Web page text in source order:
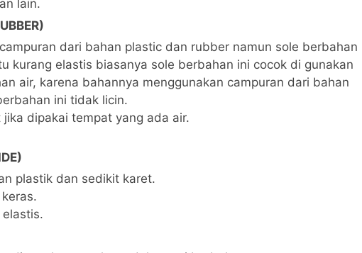
lain.
dari bahan plastic dan rubber namun sole berbahan
kurang elastis biasanya sole berbahan ini cocok di gunakan
air, karena bahannya menggunakan campuran dari bahan
ini tidak licin.
jika dipakai tempat yang ada air.
plastik dan sedikit karet.